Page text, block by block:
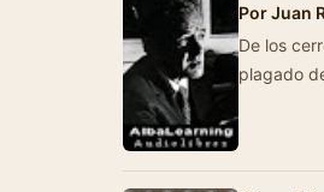
PorJuan
De los
plagado